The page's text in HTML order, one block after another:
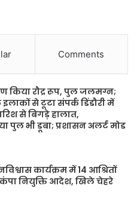
Comments
किया रौद्र रूप, पुल जलमग्न;
इलाकों से टूटा संपर्क डिंडौरी में
से बिगड़े हालात,
पुल भी डूबा; प्रशासन अलर्ट मोड
कार्यक्रम में 14 आश्रितों
नियुक्ति आदेश, खिले चेहरे